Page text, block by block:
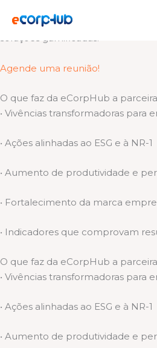
para
Somos um hub de experiências
soluções gamificadas.
Agende uma reunião!
O que faz da eCorpHub a
• Vivências transformadoras para
• Ações alinhadas ao ESG e à NR-1
• Aumento de produtividade e
• Fortalecimento da marca
• Indicadores que comprovam
O que faz da eCorpHub a
• Vivências transformadoras para
• Ações alinhadas ao ESG e à NR-1
• Aumento de produtividade e